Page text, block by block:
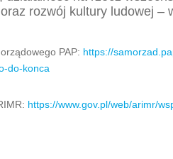
rozwój kultury ludowej –
PAP: https://
do-konca
https://www.gov.pl/web/arimr/